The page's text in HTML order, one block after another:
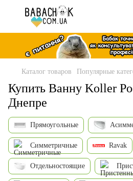
Каталог товаров Популярные
Купить Ванну Koller
Днепре
Прямоугольные
Симметричные Ravak
Отдельностоящие